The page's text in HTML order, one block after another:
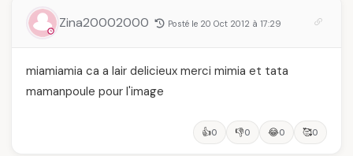
Zina20002000 Posté le 20 Oct 2012 à 17:29
miamiamia ca a lair delicieux merci mimia et tata
mamanpoule pour l'image
👍0 👎0 😂0 🥰0